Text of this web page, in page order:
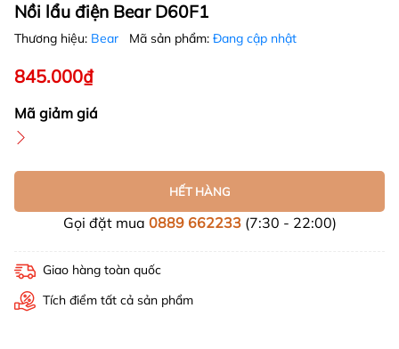
Nồi lẩu điện Bear D60F1
Thương hiệu: Bear Mã sản phẩm: Đang cập nhật
845.000₫
Mã giảm giá
HẾT HÀNG
Gọi đặt mua 0889 662233(7:30 - 22:00)
Giao hàng toàn quốc
Tích điểm tất cả sản phẩm